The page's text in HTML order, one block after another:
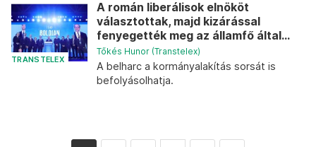
TRANSTELEX
A román liberálisok elnököt
választottak, majd kizárással
fenyegették meg az államfő által...
Tőkés Hunor (Transtelex)
A belharc a kormányalakítás sorsát is
befolyásolhatja.